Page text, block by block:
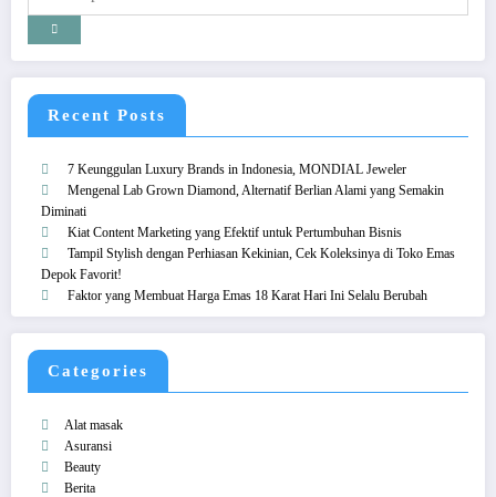
Recent Posts
7 Keunggulan Luxury Brands in Indonesia, MONDIAL Jeweler
Mengenal Lab Grown Diamond, Alternatif Berlian Alami yang Semakin
Diminati
Kiat Content Marketing yang Efektif untuk Pertumbuhan Bisnis
Tampil Stylish dengan Perhiasan Kekinian, Cek Koleksinya di Toko Emas
Depok Favorit!
Faktor yang Membuat Harga Emas 18 Karat Hari Ini Selalu Berubah
Categories
Alat masak
Asuransi
Beauty
Berita